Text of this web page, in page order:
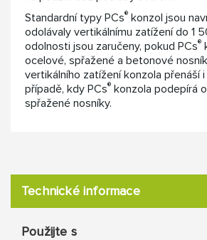
Standardní typy PCs® konzol jsou
odolávaly vertikálnímu zatížení do 1
odolnosti jsou zaručeny, pokud PCs®
ocelové, spřažené a betonové
vertikálního zatížení konzola přenáší
případě, kdy PCs® konzola podepírá
spřažené nosníky.
Technické informace
Použijte s